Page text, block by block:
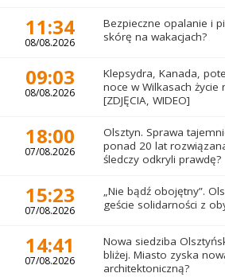
11:34
08/08.2026
Bezpieczne opalanie i
skórę na wakacjach?
09:03
08/08.2026
Klepsydra, Kanada,
noce w Wilkasach życie
[ZDJĘCIA, WIDEO]
18:00
07/08.2026
Olsztyn. Sprawa
ponad 20 lat
śledczy odkryli prawdę?
15:23
07/08.2026
„Nie bądź obojętny”.
geście solidarności z
14:41
07/08.2026
Nowa siedziba
bliżej. Miasto zyska
architektoniczną?